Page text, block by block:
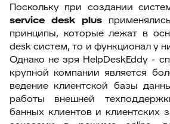
Поскольку при создании
service desk plus
принципы, которые лежат в
desk систем, то и функционал у
Однако не зря HelpDeskEddy -
крупной компании является
ведение клиентской базы
работы внешней
банных клиентов и клиентских